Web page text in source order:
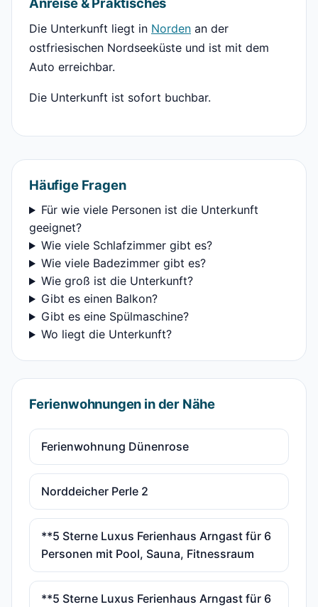
Die Unterkunft liegt in Norden an der
ostfriesischen Nordseeküste und ist mit dem
Auto erreichbar.
Die Unterkunft ist sofort buchbar.
Häufige Fragen
Für wie viele Personen ist die Unterkunft
geeignet?
Wie viele Schlafzimmer gibt es?
Wie viele Badezimmer gibt es?
Wie groß ist die Unterkunft?
Gibt es einen Balkon?
Gibt es eine Spülmaschine?
Wo liegt die Unterkunft?
Ferienwohnungen in der Nähe
Ferienwohnung Dünenrose
Norddeicher Perle 2
**5 Sterne Luxus Ferienhaus Arngast für 6
Personen mit Pool, Sauna, Fitnessraum
**5 Sterne Luxus Ferienhaus Arngast für 6